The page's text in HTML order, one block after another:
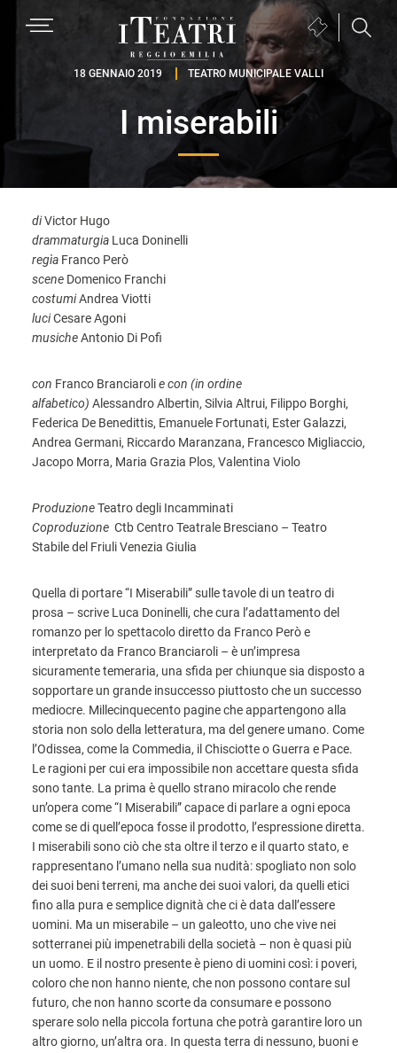
Fondazione
Teatri
Emilia
Biglietteria
(si
apre
18 GENNAIO 2019 TEATRO MUNICIPALE VALLI
I miserabili
diVictor Hugo
drammaturgia Luca Doninelli
regìa Franco Però
scene Domenico Franchi
costumiAndrea Viotti
luciCesare Agoni
musicheAntonio Di Pofi
con Franco Branciarolie con (in ordine
alfabetico) Alessandro Albertin, Silvia Altrui, Filippo Borghi,
Federica De Benedittis, Emanuele Fortunati, Ester Galazzi,
Andrea Germani, Riccardo Maranzana, Francesco Migliaccio,
Jacopo Morra, Maria Grazia Plos, Valentina Violo
ProduzioneTeatro degli Incamminati
Coproduzione Ctb Centro Teatrale Bresciano – Teatro
Stabile del Friuli Venezia Giulia
Quella di portare “I Miserabili” sulle tavole di un teatro di
prosa – scrive Luca Doninelli, che cura l’adattamento del
romanzo per lo spettacolo diretto da Franco Però e
interpretato da Franco Branciaroli – è un’impresa
sicuramente temeraria, una sfida per chiunque sia disposto a
sopportare un grande insuccesso piuttosto che un successo
mediocre. Millecinquecento pagine che appartengono alla
storia non solo della letteratura, ma del genere umano. Come
l’Odissea, come la Commedia, il Chisciotte o Guerra e Pace.
Le ragioni per cui era impossibile non accettare questa sfida
sono tante. La prima è quello strano miracolo che rende
un’opera come “I Miserabili” capace di parlare a ogni epoca
come se di quell’epoca fosse il prodotto, l’espressione diretta.
I miserabili sono ciò che sta oltre il terzo e il quarto stato, e
rappresentano l’umano nella sua nudità: spogliato non solo
dei suoi beni terreni, ma anche dei suoi valori, da quelli etici
fino alla pura e semplice dignità che ci è data dall’essere
uomini. Ma un miserabile – un galeotto, uno che vive nei
sotterranei più impenetrabili della società – non è quasi più
un uomo. E il nostro presente è pieno di uomini così: i poveri,
coloro che non hanno niente, che non possono contare sul
futuro, che non hanno scorte da consumare e possono
sperare solo nella piccola fortuna che potrà garantire loro un
altro giorno, un’altra ora. In questa terra di nessuno, buoni e